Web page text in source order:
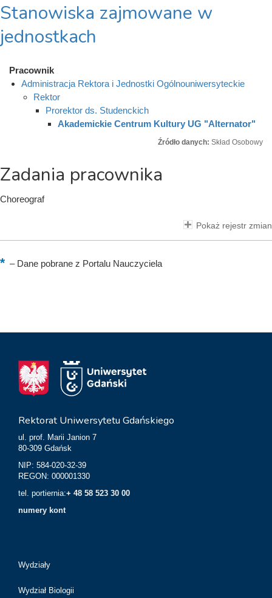
Stanowiska zajmowane w
jednostkach
Pracownik
Administracja Rektora i Jednostki Ogólnouniwersyteckie
Rektor
Prorektor ds. Studenckich
Akademickie Centrum Kultury UG "Alternator"
Źródło danych: Skład Osobowy
Zadania pracownika
Choreograf
Pokaż rejestr zmian
–Dane pobrane z Portalu Nauczyciela
Rektorat Uniwersytetu Gdańskiego
ul. prof. Marii Janion 7
80-309 Gdańsk
NIP: 584-020-32-39
REGON: 000001330
tel. portiernia:+ 48 58 523 30 00
numery kont
Wydziały
Wydział Biologii